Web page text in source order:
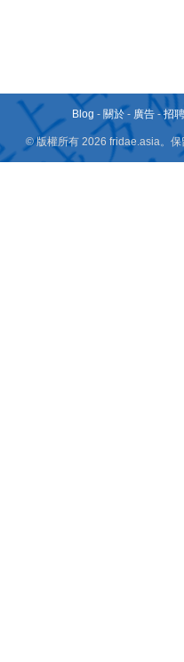
Blog - 關於 - 廣告 -招
© 版權所有 2026 fridae.asia。